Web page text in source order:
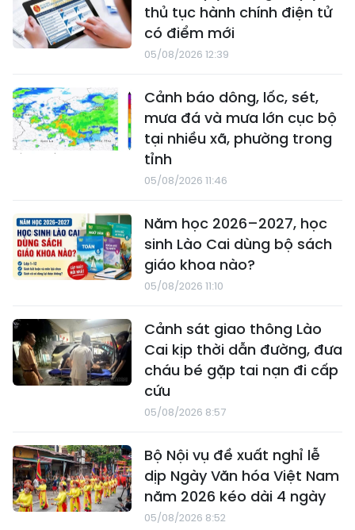
thủ tục hành chính điện tử
có điểm mới
05/08/2026 12:39
Cảnh báo dông, lốc, sét,
mưa đá và mưa lớn cục bộ
tại nhiều xã, phường trong
tỉnh
05/08/2026 11:46
Năm học 2026–2027, học
sinh Lào Cai dùng bộ sách
giáo khoa nào?
05/08/2026 11:10
Cảnh sát giao thông Lào
Cai kịp thời dẫn đường, đưa
cháu bé gặp tai nạn đi cấp
cứu
05/08/2026 8:57
Bộ Nội vụ đề xuất nghỉ lễ
dịp Ngày Văn hóa Việt Nam
năm 2026 kéo dài 4 ngày
05/08/2026 8:52